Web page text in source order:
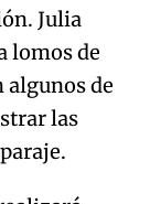
Julia
lomos de
algunos de
las